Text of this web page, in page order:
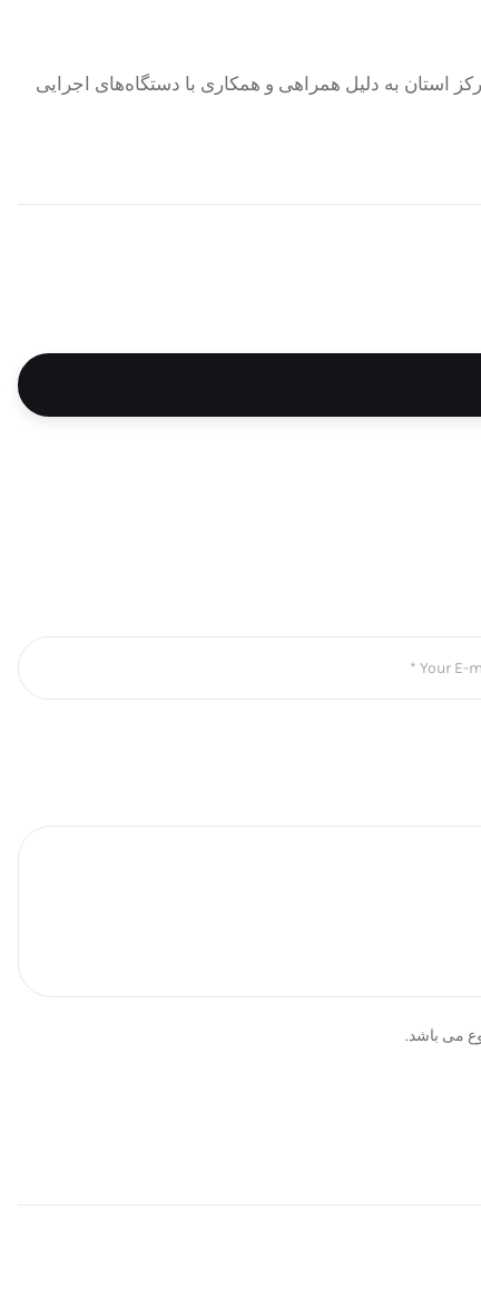
استان به دلیل همراهی و همکاری با دستگاه‌های اجرایی
می باشد.